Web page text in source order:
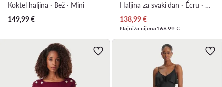
Koktel haljina · Bež · Mini
149,99€
Haljina za svaki dan · Écru · Midi
Trenutna cijena
138,99€
Najniža cijena166,99 €